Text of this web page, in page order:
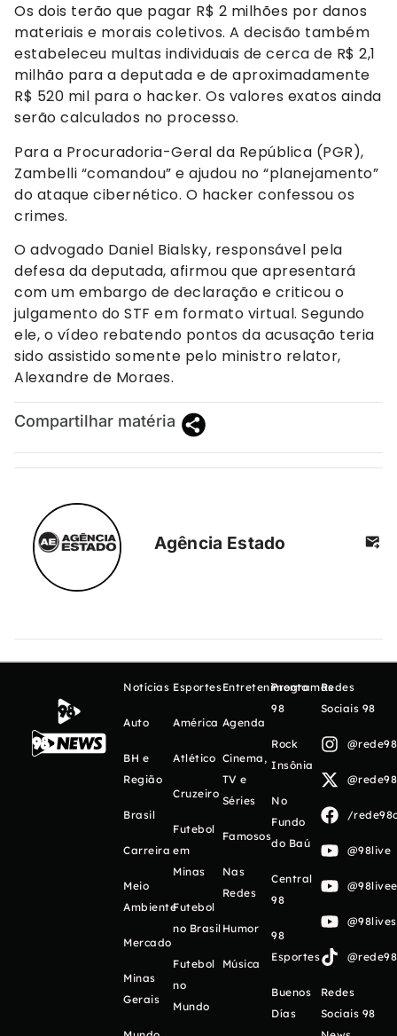
Os dois terão que pagar R$ 2 milhões por danos
materiais e morais coletivos. A decisão também
estabeleceu multas individuais de cerca de R$ 2,1
milhão para a deputada e de aproximadamente
R$ 520 mil para o hacker. Os valores exatos ainda
serão calculados no processo.
Para a Procuradoria-Geral da República (PGR),
Zambelli “comandou” e ajudou no “planejamento”
do ataque cibernético. O hacker confessou os
crimes.
O advogado Daniel Bialsky, responsável pela
defesa da deputada, afirmou que apresentará
com um embargo de declaração e criticou o
julgamento do STF em formato virtual. Segundo
ele, o vídeo rebatendo pontos da acusação teria
sido assistido somente pelo ministro relator,
Alexandre de Moraes.
Compartilhar matéria
Agência Estado
Notícias
Auto
BH e
Região
Brasil
Carreira
Meio
Ambiente
Mercado
Minas
Gerais
Esportes
América
Atlético
Cruzeiro
Futebol
em
Minas
Futebol
no Brasil
Futebol
no
Mundo
Entretenimento
Agenda
Cinema,
TV e
Séries
Famosos
Nas
Redes
Humor
Música
Programas
98
Rock
Insônia
No
Fundo
do Baú
Central
98
98
Esportes
Buenos
Días
Redes
Sociais 98
/
@98live
Redes
Sociais 98